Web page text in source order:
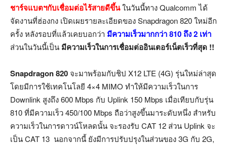
ชาร์จแบตฯกับเชื่อมต่อไร้สายดีขึ้นในวันนี้ทาง Qualcomm ได้
จัดงานที่ฮ่องกง เปิดเผยรายละเอียดของ Snapdragon 820 ใหม่อีก
ครั้ง หลังรอบที่แล้วเคยบอกว่า มีความเร็วมากกว่า 810 ถึง 2 เท่า
ส่วนในวันนี้เป็น มีความเร็วในการเชื่อมต่ออินเตอร์เน็ตเร็วที่สุด !!
Snapdragon 820 จะมาพร้อมกับชิป X12 LTE (4G) รุ่นใหม่ล่าสุด
โดยมีการใช้เทคโนโลยี 4×4 MIMO ทำให้มีความเร็วในการ
Downlink สูงถึง 600 Mbps กับ Uplink 150 Mbps เมื่อเทียบกับรุ่น
810 ที่มีความเร็ว 450/100 Mbps ถือว่าสูงขึ้นมาระดับหนึ่ง สำหรับ
ความเร็วในการดาวน์โหลดนั้น จะรองรับ CAT 12 ส่วน Uplink จะ
เป็น CAT 13 นอกจากนี้ ยังมีการปรับปรุงในส่วนของ 3G กับ 2G,